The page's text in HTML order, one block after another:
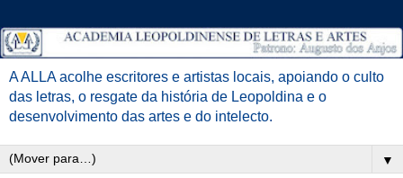
A ALLA acolhe escritores e artistas locais, apoiando o culto
das letras, o resgate da história de Leopoldina e o
desenvolvimento das artes e do intelecto.
▼